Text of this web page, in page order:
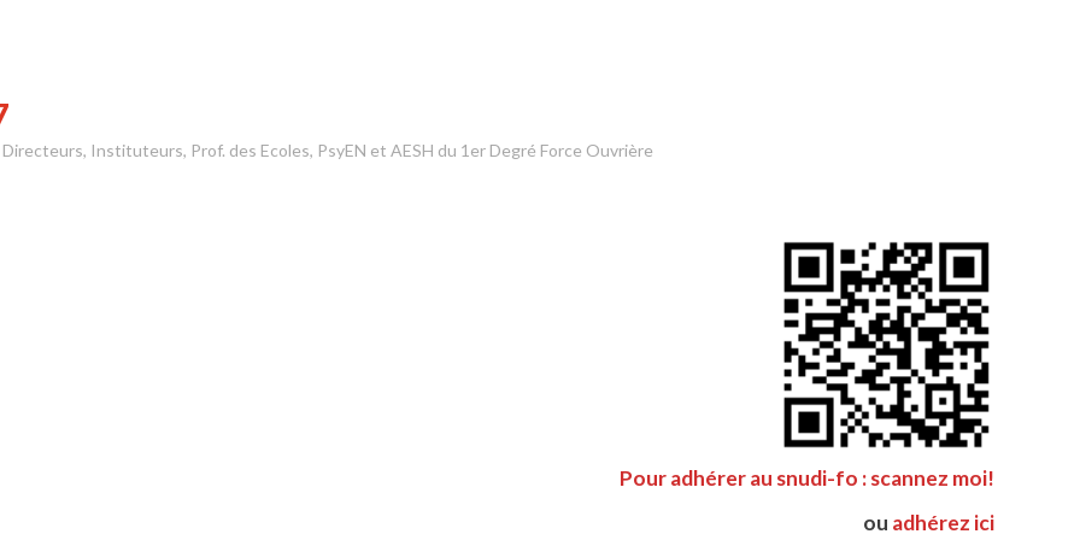
Instituteurs, Prof. des Ecoles, PsyEN et AESH du 1er Degré Force Ouvrière
Pour adhérer au snudi-fo : scannez moi!
ou adhérez ici